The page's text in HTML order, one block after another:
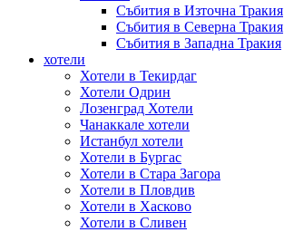
Събития в Източна Тракия
Събития в Северна Тракия
Събития в Западна Тракия
хотели
Хотели в Текирдаг
Хотели Одрин
Лозенград Хотели
Чанаккале хотели
Истанбул хотели
Хотели в Бургас
Хотели в Стара Загора
Хотели в Пловдив
Хотели в Хасково
Хотели в Сливен